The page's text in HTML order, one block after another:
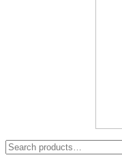
Search
for: